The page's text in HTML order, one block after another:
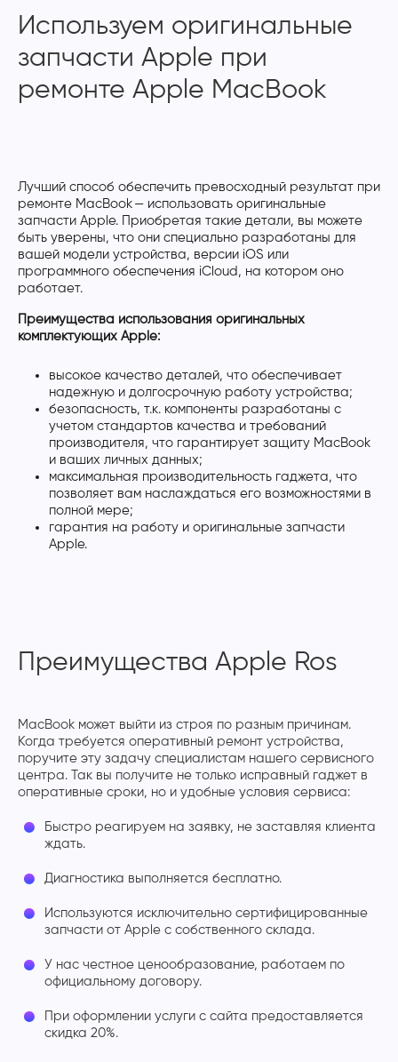
Используем оригинальные
запчасти Apple при
ремонте Apple MacBook
Лучший способ обеспечить превосходный результат при
ремонте MacBook — использовать оригинальные
запчасти Apple. Приобретая такие детали, вы можете
быть уверены, что они специально разработаны для
вашей модели устройства, версии iOS или
программного обеспечения iCloud, на котором оно
работает.
Преимущества использования оригинальных
комплектующих Apple:
высокое качество деталей, что обеспечивает
надежную и долгосрочную работу устройства;
безопасность, т.к. компоненты разработаны с
учетом стандартов качества и требований
производителя, что гарантирует защиту MacBook
и ваших личных данных;
максимальная производительность гаджета, что
позволяет вам наслаждаться его возможностями в
полной мере;
гарантия на работу и оригинальные запчасти
Apple.
Преимущества Apple Ros
MacBook может выйти из строя по разным причинам.
Когда требуется оперативный ремонт устройства,
поручите эту задачу специалистам нашего сервисного
центра. Так вы получите не только исправный гаджет в
оперативные сроки, но и удобные условия сервиса:
Быстро реагируем на заявку, не заставляя клиента
ждать.
Диагностика выполняется бесплатно.
Используются исключительно сертифицированные
запчасти от Apple с собственного склада.
У нас честное ценообразование, работаем по
официальному договору.
При оформлении услуги с сайта предоставляется
скидка 20%.